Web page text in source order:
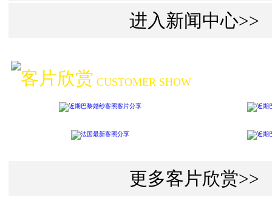
进入新闻中心>>
客片欣赏 CUSTOMER SHOW
更多客片欣赏>>